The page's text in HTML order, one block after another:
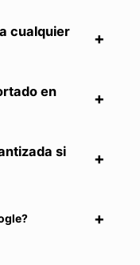
cualquier
en
si